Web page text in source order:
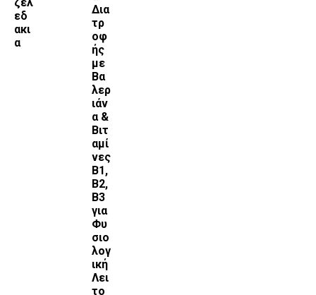
εδ
ακι
α
Δια
τρ
οφ
ής
με
Βα
λερ
ιάν
α &
Βιτ
αμί
νες
Β1,
Β2,
Β3
για
Φυ
σιο
λογ
ική
Λει
το